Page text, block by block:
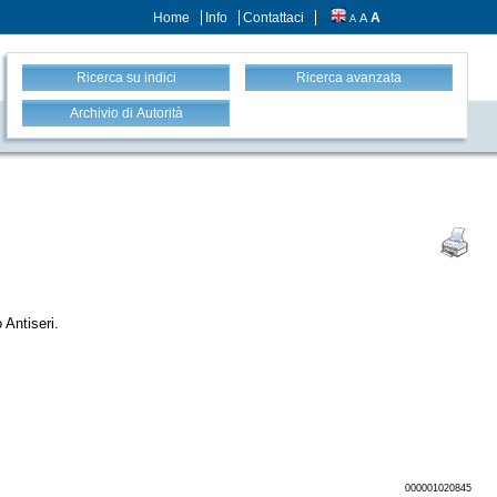
Home Info Contattaci A A A
Ricerca su indici Ricerca avanzata
Archivio di Autorità